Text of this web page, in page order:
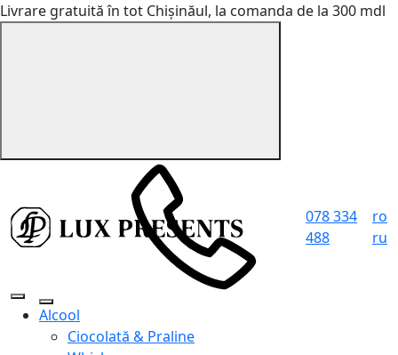
Livrare gratuită în tot Chișinăul, la comanda de la 300 mdl
078 334
488
ro
ru
Alcool
Ciocolată & Praline